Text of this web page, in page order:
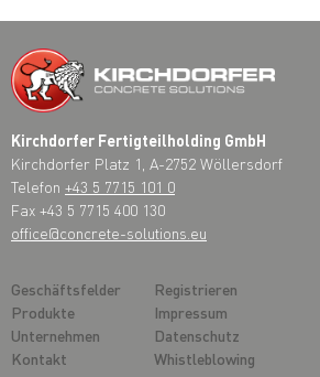
Kirchdorfer Fertigteilholding GmbH
Kirchdorfer Platz 1, A-2752 Wöllersdorf
Telefon +43 5 7715 101 0
Fax +43 5 7715 400 130
office@concrete-solutions.eu
Geschäftsfelder
Produkte
Unternehmen
Kontakt
Registrieren
Impressum
Datenschutz
Whistleblowing